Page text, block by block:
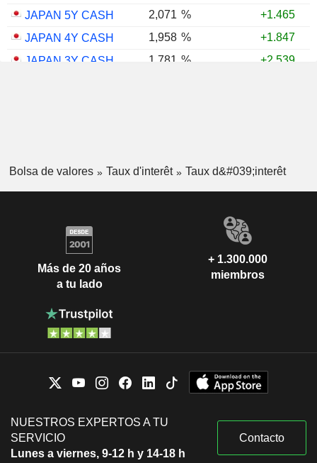
JAPAN 5Y CASH
2,071 %
+1.465
JAPAN 4Y CASH
1,958 %
+1.847
JAPAN 3Y CASH
1,781 %
+2.539
Bolsa de valores Taux d'interêt Taux d&#039;interêt
Más de 20 años
a tu lado
+ 1.300.000
miembros
NUESTROS EXPERTOS A TU
SERVICIO
Lunes a viernes, 9-12 h y 14-18 h
Contacto